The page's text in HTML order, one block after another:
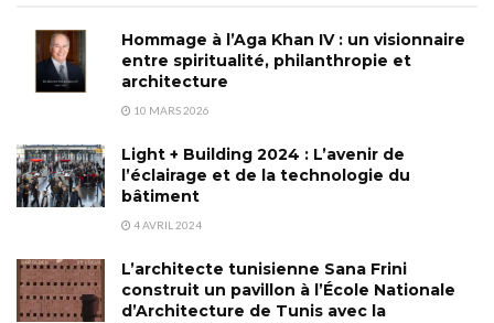
Hommage à l’Aga Khan IV : un visionnaire
entre spiritualité, philanthropie et
architecture
10 MARS 2026
Light + Building 2024 : L’avenir de
l’éclairage et de la technologie du
bâtiment
4 AVRIL 2024
L’architecte tunisienne Sana Frini
construit un pavillon à l’École Nationale
d’Architecture de Tunis avec la